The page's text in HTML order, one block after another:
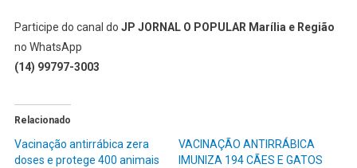
Participe do canal do JP JORNAL O POPULAR Marília e Região
no WhatsApp
(14) 99797-3003
Relacionado
Vacinação antirrábica zera
doses e protege 400 animais
VACINAÇÃO ANTIRRÁBICA
IMUNIZA 194 CÃES E GATOS